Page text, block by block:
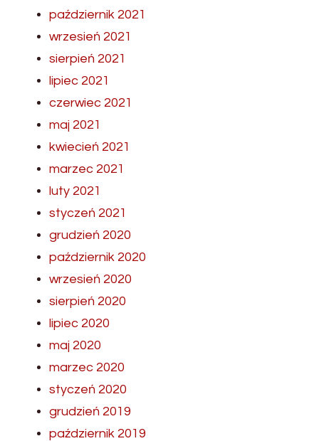
październik 2021
wrzesień 2021
sierpień 2021
lipiec 2021
czerwiec 2021
maj 2021
kwiecień 2021
marzec 2021
luty 2021
styczeń 2021
grudzień 2020
październik 2020
wrzesień 2020
sierpień 2020
lipiec 2020
maj 2020
marzec 2020
styczeń 2020
grudzień 2019
październik 2019